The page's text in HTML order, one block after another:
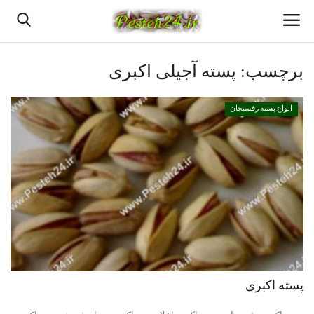
خانه
بهترین پسته رفسنجان
پسته رفسنجان
انواع پسته رفسنجان
پسته اعلا رفسنجان
قیمت روزانه پسته رفسنجان
دانستنیهای پـسـتـه رفسنجان
برچسب: پسته آجیلی اکبری
انواع پسته رفسنجان
پسته اکبری